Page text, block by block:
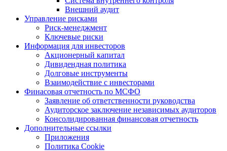
Внешний аудит
Управление рисками
Риск-менеджмент
Ключевые риски
Информация для инвесторов
Акционерный капитал
Дивидендная политика
Долговые инструменты
Взаимодействие с инвеcторами
Финасовая отчетность по МСФО
Заявление об ответственности руководства
Аудиторское заключение независимых аудиторов
Консолидированная финансовая отчетность
Дополнительные ссылки
Приложения
Политика Cookie